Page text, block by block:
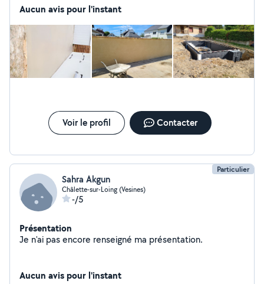
Aucun avis pour l'instant
Voir le profil Contacter
Particulier
Sahra Akgun
Châlette-sur-Loing (Vesines)
-/5
Présentation
Je n'ai pas encore renseigné ma présentation.
Aucun avis pour l'instant